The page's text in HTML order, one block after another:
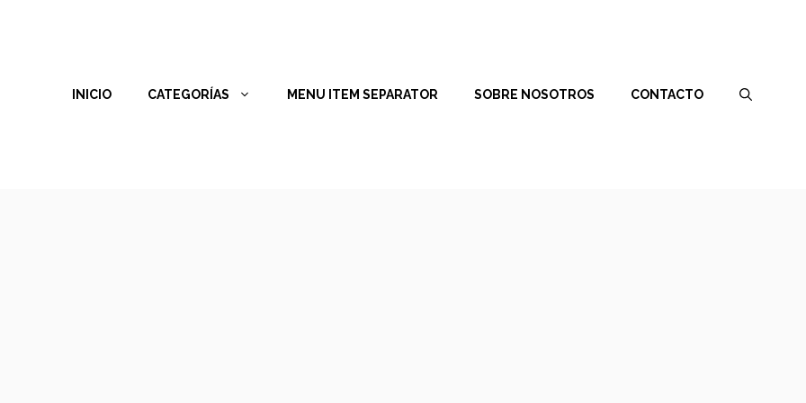
INICIO CATEGORÍAS MENU ITEM SEPARATOR SOBRE NOSOTROS CONTACTO